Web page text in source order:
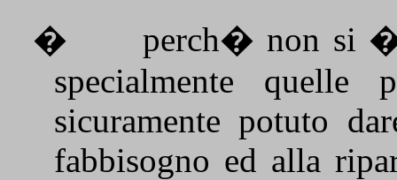
�
perch� non si �
specialmente quelle
sicuramente potuto
fabbisogno ed alla